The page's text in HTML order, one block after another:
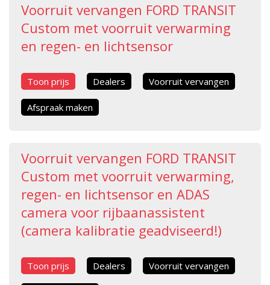
Voorruit vervangen FORD TRANSIT
Custom met voorruit verwarming
en regen- en lichtsensor
Toon prijs Dealers Voorruit vervangen
Afspraak maken
Voorruit vervangen FORD TRANSIT
Custom met voorruit verwarming,
regen- en lichtsensor en ADAS
camera voor rijbaanassistent
(camera kalibratie geadviseerd!)
Toon prijs Dealers Voorruit vervangen